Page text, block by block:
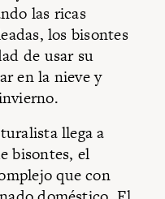
las ricas
los bisontes
de usar su
en la nieve y
llega a
bisontes, el
que con